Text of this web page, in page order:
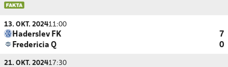
13. OKT. 202411:00
Haderslev FK
7
Fredericia Q
0
21. OKT. 202417:30